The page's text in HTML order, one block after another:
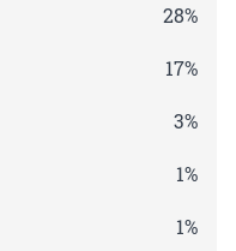
28%
17%
3%
1%
1%